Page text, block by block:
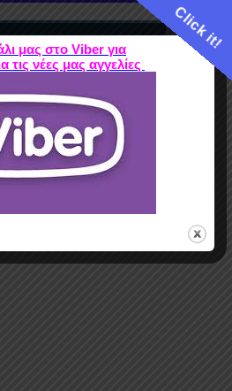
Click it!
μας στο Viber για
τις νέες μας αγγελίες